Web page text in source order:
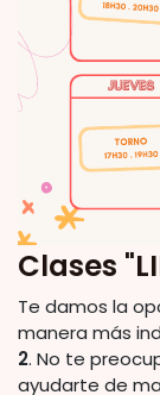
Clases
Te damos la
manera más
2. No te
ayudarte de